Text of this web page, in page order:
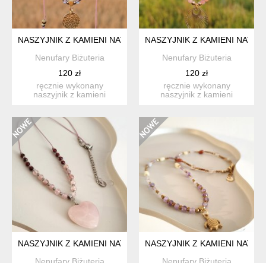
NASZYJNIK Z KAMIENI NATURALNYCH REGULOWANY
Nenufary Biżuteria
120 zł
ręcznie wykonany
naszyjnik z kamieni
NASZYJNIK Z KAMIENI
Nenufary Biżuteria
120 zł
ręcznie wykonany
naszyjnik z kamieni
NASZYJNIK Z KAMIENI NATURALNYCH "AMORA"
Nenufary Biżuteria
NASZYJNIK Z KAMIENI
Nenufary Biżuteria